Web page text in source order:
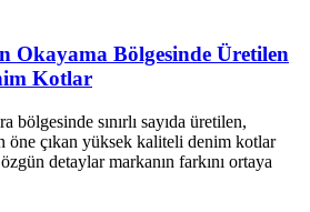
Okayama Bölgesinde Üretilen
Kotlar
bölgesinde sınırlı sayıda üretilen,
öne çıkan yüksek kaliteli denim kotlar
detaylar markanın farkını ortaya